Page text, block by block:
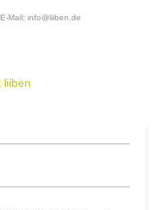
E-Mail: info@liiben.de